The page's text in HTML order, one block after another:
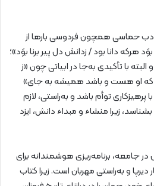
ادب حماسی همچون فردوسی بارها از
هرکه دانا بود / زدانش دل پیر برنا بوَد»؛
البته با تأکیدی به‌جا در ابیاتی چون «ز
که او هست و باشد همیشه به جای»
توأم باشد و به‌راستی، لازم
زیرا منشاء و مبداء دانش، ایزد
جامعه، برنامه‌ریزی هوشمندانه برای
و به‌راستی مهربان است. زیرا کتاب